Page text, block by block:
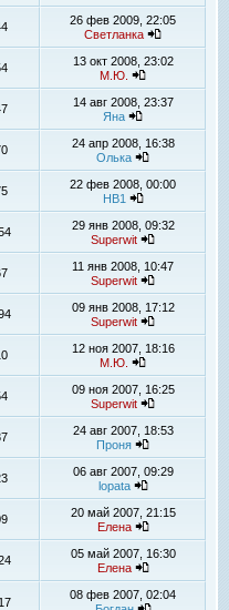
26 фев 2009, 22:05
Светланка
13 окт 2008, 23:02
М.Ю.
14 авг 2008, 23:37
Яна
24 апр 2008, 16:38
Олька
22 фев 2008, 00:00
НВ1
29 янв 2008, 09:32
Superwit
11 янв 2008, 10:47
Superwit
09 янв 2008, 17:12
Superwit
12 ноя 2007, 18:16
М.Ю.
09 ноя 2007, 16:25
Superwit
24 авг 2007, 18:53
Проня
06 авг 2007, 09:29
lopata
20 май 2007, 21:15
Елена
05 май 2007, 16:30
Елена
08 фев 2007, 02:04